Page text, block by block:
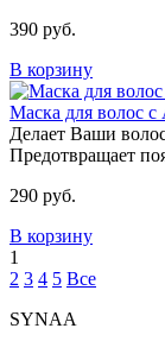
390 руб.
В корзину
Маска для волос
Делает Ваши
Предотвращает
290 руб.
В корзину
1
2 3 4 5 Все
SYNAA